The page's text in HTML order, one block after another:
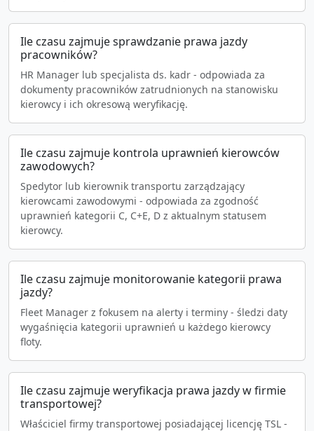
Ile czasu zajmuje sprawdzanie prawa jazdy
pracowników?
HR Manager lub specjalista ds. kadr - odpowiada za
dokumenty pracowników zatrudnionych na stanowisku
kierowcy i ich okresową weryfikację.
Ile czasu zajmuje kontrola uprawnień kierowców
zawodowych?
Spedytor lub kierownik transportu zarządzający
kierowcami zawodowymi - odpowiada za zgodność
uprawnień kategorii C, C+E, D z aktualnym statusem
kierowcy.
Ile czasu zajmuje monitorowanie kategorii prawa
jazdy?
Fleet Manager z fokusem na alerty i terminy - śledzi daty
wygaśnięcia kategorii uprawnień u każdego kierowcy
floty.
Ile czasu zajmuje weryfikacja prawa jazdy w firmie
transportowej?
Właściciel firmy transportowej posiadającej licencję TSL -